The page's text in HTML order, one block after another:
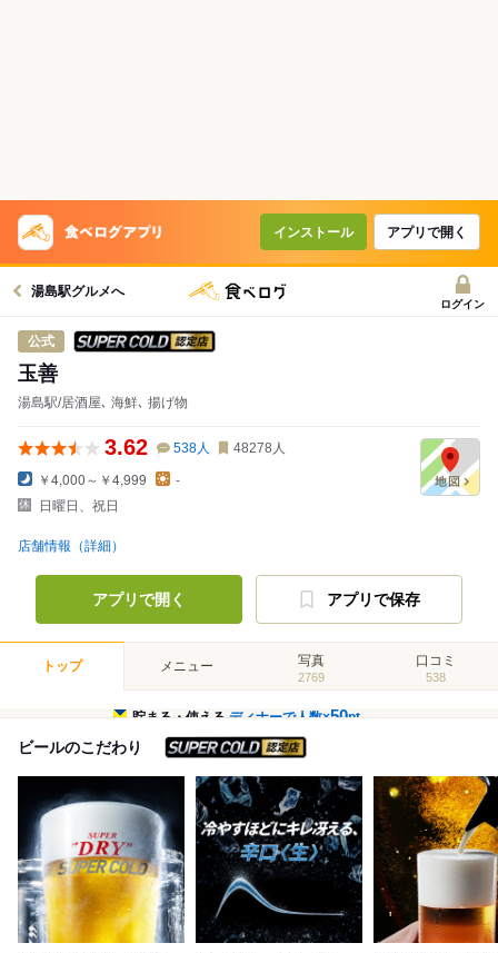
インストール アプリで開く
湯島駅グルメへ
ログイン
公式
玉善
湯島駅/居酒屋､ 海鮮､ 揚げ物
3.62 538人 48278 人
￥4,000～￥4,999
-
日曜日、祝日
店舗情報（詳細）
アプリで開く アプリで保存
トップ メニュー 写真
2769
口コミ
538
貯まる・使えるディナーで人数×50pt
ビールのこだわり